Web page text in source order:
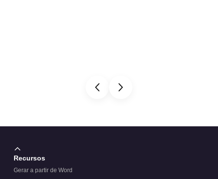
Recursos
Gerar a partir de Word